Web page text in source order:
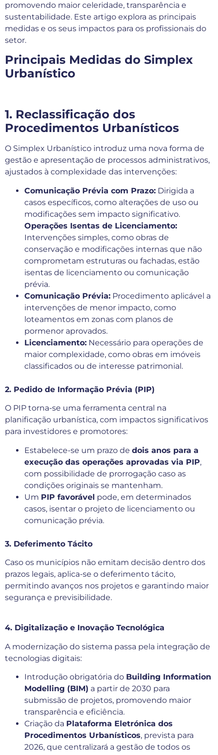
promovendo maior celeridade, transparência e
sustentabilidade. Este artigo explora as principais
medidas e os seus impactos para os profissionais do
setor.
Principais Medidas do Simplex
Urbanístico
1. Reclassificação dos
Procedimentos Urbanísticos
O Simplex Urbanístico introduz uma nova forma de
gestão e apresentação de processos administrativos,
ajustados à complexidade das intervenções:
Comunicação Prévia com Prazo: Dirigida a
casos específicos, como alterações de uso ou
modificações sem impacto significativo.
Operações Isentas de Licenciamento:
Intervenções simples, como obras de
conservação e modificações internas que não
comprometam estruturas ou fachadas, estão
isentas de licenciamento ou comunicação
prévia.
Comunicação Prévia: Procedimento aplicável a
intervenções de menor impacto, como
loteamentos em zonas com planos de
pormenor aprovados.
Licenciamento: Necessário para operações de
maior complexidade, como obras em imóveis
classificados ou de interesse patrimonial.
2. Pedido de Informação Prévia (PIP)
O PIP torna-se uma ferramenta central na
planificação urbanística, com impactos significativos
para investidores e promotores:
Estabelece-se um prazo de dois anos para a
execução das operações aprovadas via PIP,
com possibilidade de prorrogação caso as
condições originais se mantenham.
Um PIP favorável pode, em determinados
casos, isentar o projeto de licenciamento ou
comunicação prévia.
3. Deferimento Tácito
Caso os municípios não emitam decisão dentro dos
prazos legais, aplica-se o deferimento tácito,
permitindo avanços nos projetos e garantindo maior
segurança e previsibilidade.
4. Digitalização e Inovação Tecnológica
A modernização do sistema passa pela integração de
tecnologias digitais:
Introdução obrigatória do Building Information
Modelling (BIM) a partir de 2030 para
submissão de projetos, promovendo maior
transparência e eficiência.
Criação da Plataforma Eletrónica dos
Procedimentos Urbanísticos, prevista para
2026, que centralizará a gestão de todos os